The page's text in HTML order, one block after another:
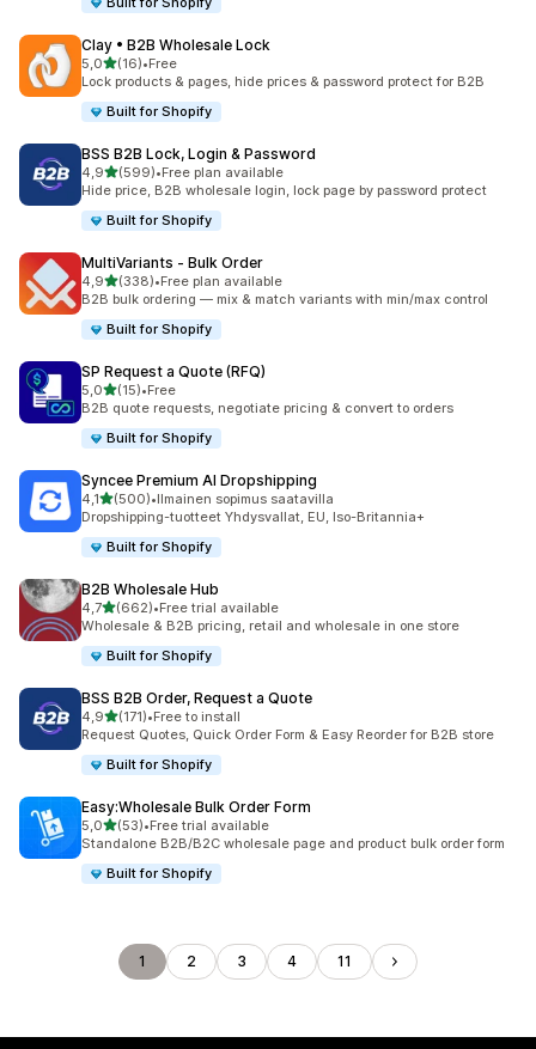
Clay • B2B Wholesale Lock
5,0/ 5 tähteä
(16)
16 arvostelua yhteensä
•Free
Lock products & pages, hide prices & password protect for B2B
Built for Shopify
BSS B2B Lock, Login & Password
4,9/ 5 tähteä
(599)
599 arvostelua yhteensä
•Free plan available
Hide price, B2B wholesale login, lock page by password protect
Built for Shopify
MultiVariants ‑ Bulk Order
4,9/ 5 tähteä
(338)
338 arvostelua yhteensä
•Free plan available
B2B bulk ordering — mix & match variants with min/max control
Built for Shopify
SP Request a Quote (RFQ)
5,0/ 5 tähteä
(15)
15 arvostelua yhteensä
•Free
B2B quote requests, negotiate pricing & convert to orders
Built for Shopify
Syncee Premium AI Dropshipping
4,1/ 5 tähteä
(500)
500 arvostelua yhteensä
•Ilmainen sopimus saatavilla
Dropshipping-tuotteet Yhdysvallat, EU, Iso-Britannia+
Built for Shopify
B2B Wholesale Hub
4,7/ 5 tähteä
(662)
662 arvostelua yhteensä
•Free trial available
Wholesale & B2B pricing, retail and wholesale in one store
Built for Shopify
BSS B2B Order, Request a Quote
4,9/ 5 tähteä
(171)
171 arvostelua yhteensä
•Free to install
Request Quotes, Quick Order Form & Easy Reorder for B2B store
Built for Shopify
Easy:Wholesale Bulk Order Form
5,0/ 5 tähteä
(53)
53 arvostelua yhteensä
•Free trial available
Standalone B2B/B2C wholesale page and product bulk order form
Built for Shopify
1 2 3 4 11